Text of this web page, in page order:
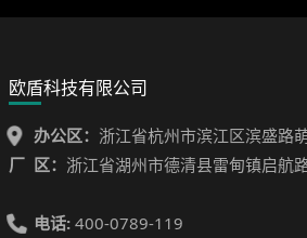
欧盾科技有限公司
办公区： 浙江省杭州市滨江区滨盛路
厂 区： 浙江省湖州市德清县雷甸镇启航
电话: 400-0789-119